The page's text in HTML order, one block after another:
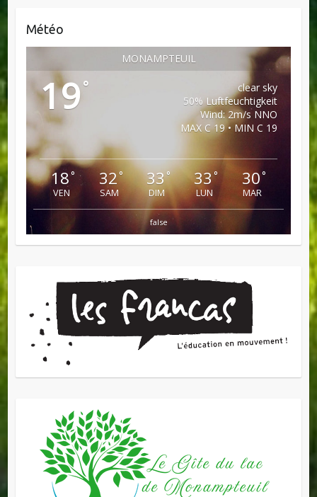
Météo
MONAMPTEUIL
19°
clear sky
50% Luftfeuchtigkeit
Wind: 2m/s NNO
MAX C 19 • MIN C 19
18°
VEN
32°
SAM
33°
DIM
33°
LUN
30°
MAR
false